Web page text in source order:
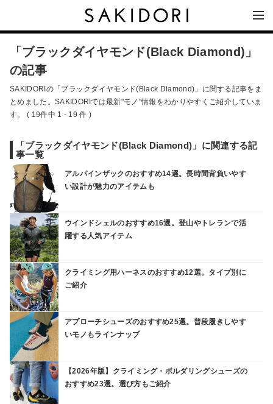
「ブラックダイヤモンド(Black Diamond)」
の記事
SAKIDORIの「ブラックダイヤモンド(Black Diamond)」に関する記事をま
とめました。SAKIDORIでは最新"モノ"情報をわかりやすくご紹介していま
す。 ( 19件中 1 - 19 件 )
「ブラックダイヤモンド(Black Diamond)」に関連する記
事一覧
アルパインザックのおすすめ14選。長時間背負いやす
い設計が魅力のアイテムも
ウインドシェルのおすすめ16選。登山やトレランで活
躍する人気アイテム
クライミング用ハーネスのおすすめ12選。タイプ別に
ご紹介
アプローチシューズのおすすめ25選。普段履きしやす
いモノもラインナップ
【2026年版】クライミング・ボルダリングシューズの
おすすめ23選。選び方もご紹介